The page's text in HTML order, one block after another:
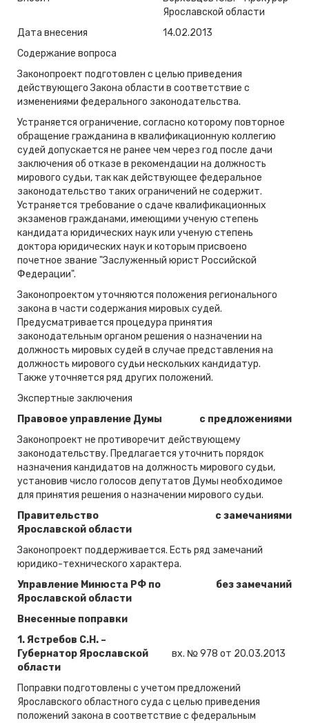
Ярославской области
Дата внесения
14.02.2013
Содержание вопроса
Законопроект подготовлен с целью приведения
действующего Закона области в соответствие с
изменениями федерального законодательства.
Устраняется ограничение, согласно которому повторное
обращение гражданина в квалификационную коллегию
судей допускается не ранее чем через год после дачи
заключения об отказе в рекомендации на должность
мирового судьи, так как действующее федеральное
законодательство таких ограничений не содержит.
Устраняется требование о сдаче квалификационных
экзаменов гражданами, имеющими ученую степень
кандидата юридических наук или ученую степень
доктора юридических наук и которым присвоено
почетное звание "Заслуженный юрист Российской
Федерации".
Законопроектом уточняются положения регионального
закона в части содержания мировых судей.
Предусматривается процедура принятия
законодательным органом решения о назначении на
должность мировых судей в случае представления на
должность мирового судьи нескольких кандидатур.
Также уточняется ряд других положений.
Экспертные заключения
Правовое управление Думы
с предложениями
Законопроект не противоречит действующему
законодательству. Предлагается уточнить порядок
назначения кандидатов на должность мирового судьи,
установив число голосов депутатов Думы необходимое
для принятия решения о назначении мирового судьи.
Правительство
Ярославской области
с замечаниями
Законопроект поддерживается. Есть ряд замечаний
юридико-технического характера.
Управление Минюста РФ по
Ярославской области
без замечаний
Внесенные поправки
1.Ястребов С.Н. –
Губернатор Ярославской
области
вх. № 978 от 20.03.2013
Поправки подготовлены с учетом предложений
Ярославского областного суда с целью приведения
положений закона в соответствие с федеральным